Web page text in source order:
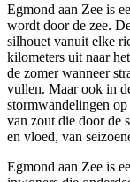
Egmond aan Zee is
wordt door de zee.
silhouet vanuit elke
kilometers uit naar
de zomer wanneer
vullen. Maar ook in
stormwandelingen
van zout die door de
en vloed, van
Egmond aan Zee is